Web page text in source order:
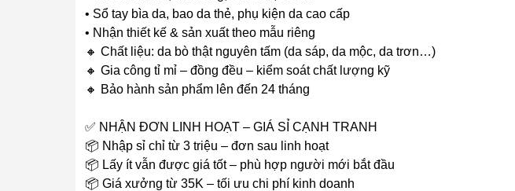
• Sổ tay bìa da, bao da thẻ, phụ kiện da cao cấp
• Nhận thiết kế & sản xuất theo mẫu riêng
🔸 Chất liệu: da bò thật nguyên tấm (da sáp, da mộc, da trơn…)
🔸 Gia công tỉ mỉ – đồng đều – kiểm soát chất lượng kỹ
🔸 Bảo hành sản phẩm lên đến 24 tháng
✅ NHẬN ĐƠN LINH HOẠT – GIÁ SỈ CẠNH TRANH
📦 Nhập sỉ chỉ từ 3 triệu – đơn sau linh hoạt
📦 Lấy ít vẫn được giá tốt – phù hợp người mới bắt đầu
📦 Giá xưởng từ 35K – tối ưu chi phí kinh doanh